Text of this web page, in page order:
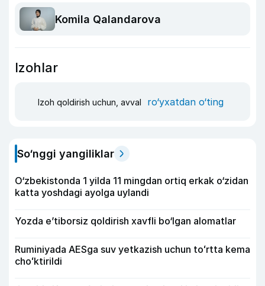
Komila Qalandarova
Izohlar
Izoh qoldirish uchun, avval ro‘yxatdan o‘ting
So‘nggi yangiliklar
O‘zbekistonda 1 yilda 11 mingdan ortiq erkak o‘zidan
katta yoshdagi ayolga uylandi
Yozda e’tiborsiz qoldirish xavfli bo‘lgan alomatlar
Ruminiyada AESga suv yetkazish uchun toʻrtta kema
choʻktirildi